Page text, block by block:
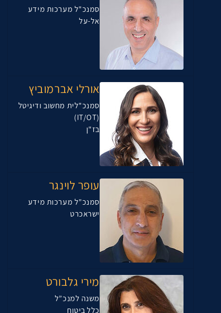
סמנכ"ל מערכות מידע
אל-על
אורלי אברמוביץ
סמנכ"לית מחשוב ודיגיטל
(IT/OT)
בז"ן
עופר לוינגר
סמנכ”ל מערכות מידע
ישראכרט
מירי גלבורט
משנה למנכ”ל
כלל ביטוח